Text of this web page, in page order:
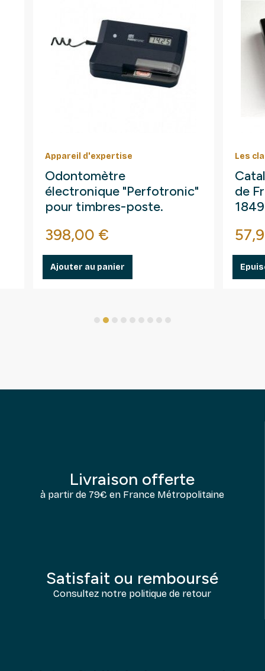
Appareil d'expertise
Odontomètre
électronique "Perfotronic"
pour timbres-poste.
Prix
398,00 €
Ajouter au panier
Les
de
Prix
Livraison offerte
à partir de 79€ en France Métropolitaine
Satisfait ou remboursé
Consultez notre politique de retour